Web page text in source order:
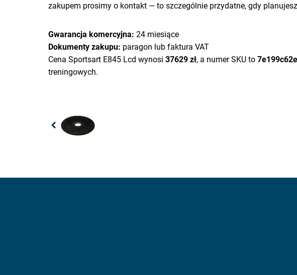
zakupem prosimy o kontakt — to szczególnie przydatne, gdy
Gwarancja komercyjna: 24 miesiące
Dokumenty zakupu: paragon lub faktura VAT
Cena Sportsart E845 Lcd wynosi 37629 zł, a numer SKU to
treningowych.